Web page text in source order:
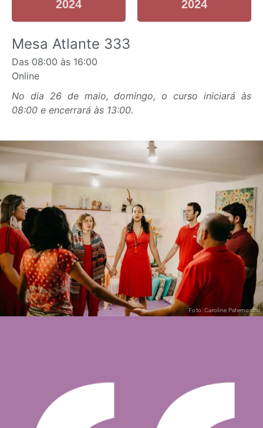
2024 2024
Mesa Atlante 333
Das 08:00 às 16:00
Online
No dia 26 de maio, domingo, o curso iniciará às
08:00 e encerrará às 13:00.
Foto: Caroline Paternostro